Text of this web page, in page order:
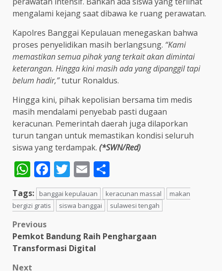
mengalami kejang saat dibawa ke ruang perawatan.
Kapolres Banggai Kepulauan menegaskan bahwa
proses penyelidikan masih berlangsung. “Kami
memastikan semua pihak yang terkait akan dimintai
keterangan. Hingga kini masih ada yang dipanggil tapi
belum hadir,”tutur Ronaldus.
Hingga kini, pihak kepolisian bersama tim medis
masih mendalami penyebab pasti dugaan
keracunan. Pemerintah daerah juga dilaporkan
turun tangan untuk memastikan kondisi seluruh
siswa yang terdampak. (*SWN/Red)
WhatsApp
Facebook
Twitter
Email
Tags: banggai kepulauan keracunan massal
makan
bergizi gratis
siswa banggai sulawesi tengah
Post
navigation
Previous
Pemkot Bandung Raih Penghargaan
Transformasi Digital
Next